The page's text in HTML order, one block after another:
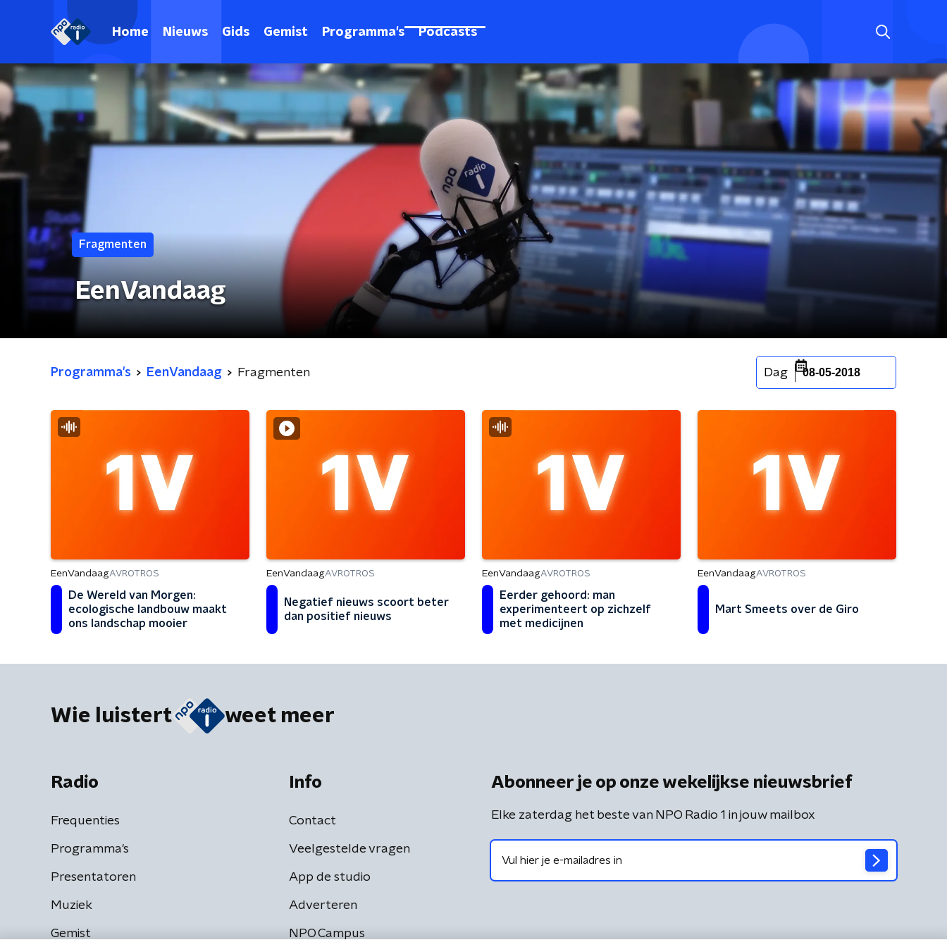
Home Nieuws Gids Gemist Programma's Podcasts
Fragmenten
EenVandaag
Programma's EenVandaag Fragmenten Dag 08-05-2018
EenVandaagAVROTROS
De Wereld van Morgen:
ecologische landbouw maakt
ons landschap mooier
EenVandaagAVROTROS
Negatief nieuws scoort beter
dan positief nieuws
EenVandaagAVROTROS
Eerder gehoord: man
experimenteert op zichzelf
met medicijnen
EenVandaagAVROTROS
Mart Smeets over de Giro
Wie luistert weet meer
Radio
Frequenties
Programma's
Presentatoren
Muziek
Gemist
Info
Contact
Veelgestelde vragen
App de studio
Adverteren
NPO Campus
Abonneer je op onze wekelijkse nieuwsbrief
Elke zaterdag het beste van NPO Radio 1 in jouw mailbox